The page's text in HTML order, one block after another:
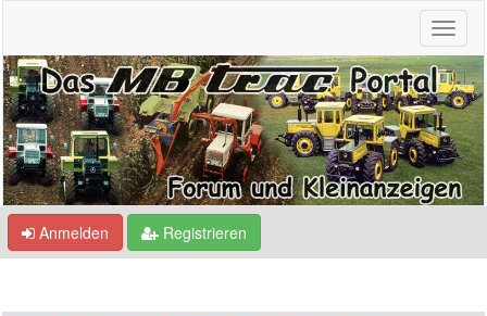
Anmelden Registrieren